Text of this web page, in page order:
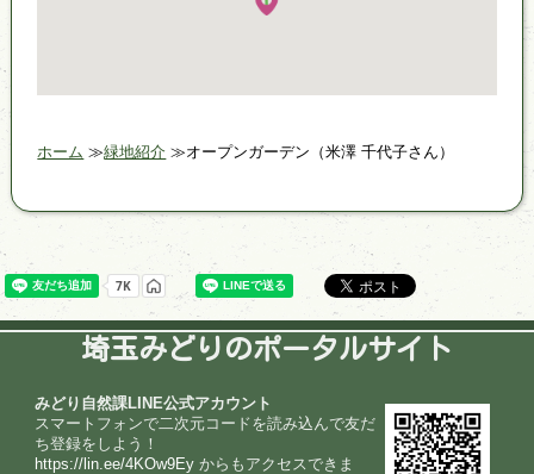
ホーム 緑地紹介 オープンガーデン（米澤 千代子さん）
埼玉みどりのポータルサイト
みどり自然課LINE公式アカウント
スマートフォンで二次元コードを読み込んで友だ
ち登録をしよう！
https://lin.ee/4KOw9Ey からもアクセスできま